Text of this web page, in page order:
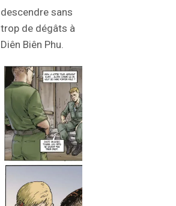
descendre sans
trop de dégâts à
Diên Biên Phu.